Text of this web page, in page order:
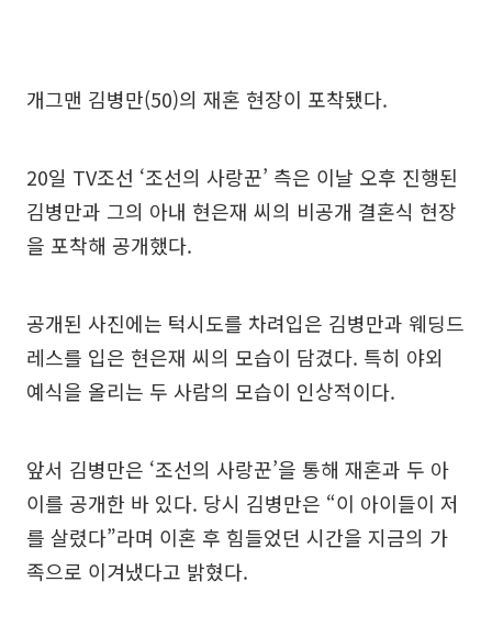
개그맨 김병만(50)의 재혼 현장이 포착됐다.
20일 TV조선 ‘조선의 사랑꾼’ 측은 이날 오후 진행된
김병만과 그의 아내 현은재 씨의 비공개 결혼식 현장
을 포착해 공개했다.
공개된 사진에는 턱시도를 차려입은 김병만과 웨딩드
레스를 입은 현은재 씨의 모습이 담겼다. 특히 야외
예식을 올리는 두 사람의 모습이 인상적이다.
앞서 김병만은 ‘조선의 사랑꾼’을 통해 재혼과 두 아
이를 공개한 바 있다. 당시 김병만은 “이 아이들이 저
를 살렸다”라며 이혼 후 힘들었던 시간을 지금의 가
족으로 이겨냈다고 밝혔다.